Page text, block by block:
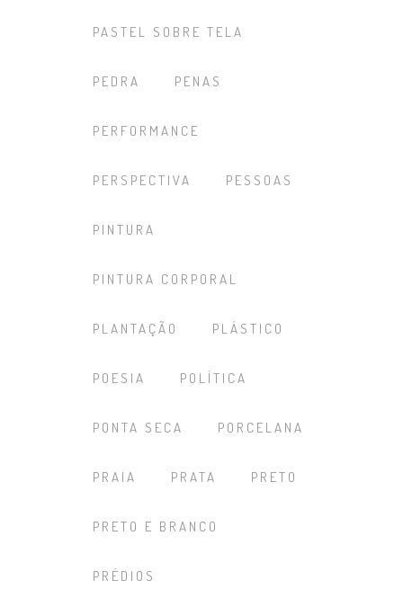
PASTEL SOBRE TELA
PEDRA PENAS
PERFORMANCE
PERSPECTIVA PESSOAS
PINTURA
PINTURA CORPORAL
PLANTAÇÃO PLÁSTICO
POESIA POLÍTICA
PONTA SECA PORCELANA
PRAIA PRATA PRETO
PRETO E BRANCO
PRÉDIOS